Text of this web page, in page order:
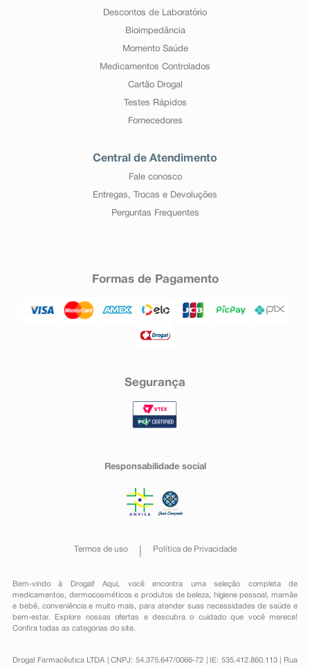
Descontos de Laboratório
Bioimpedância
Momento Saúde
Medicamentos Controlados
Cartão Drogal
Testes Rápidos
Fornecedores
Central de Atendimento
Fale conosco
Entregas, Trocas e Devoluções
Perguntas Frequentes
Formas de Pagamento
Segurança
Responsabilidade social
Termos de uso Política de Privacidade
Bem-vindo à Drogal! Aqui, você encontra uma seleção completa de
medicamentos , dermocosméticos e produtos de beleza, higiene pessoal ,mamãe
e bebê, conveniênciae muito mais, para atender suas necessidades de saúde e
bem-estar. Explore nossas ofertas e descubra o cuidado que você merece!
Confira todas as categorias do site.
Drogal Farmacêutica LTDA | CNPJ: 54.375.647/0066-72 | IE: 535.412.860.113 | Rua